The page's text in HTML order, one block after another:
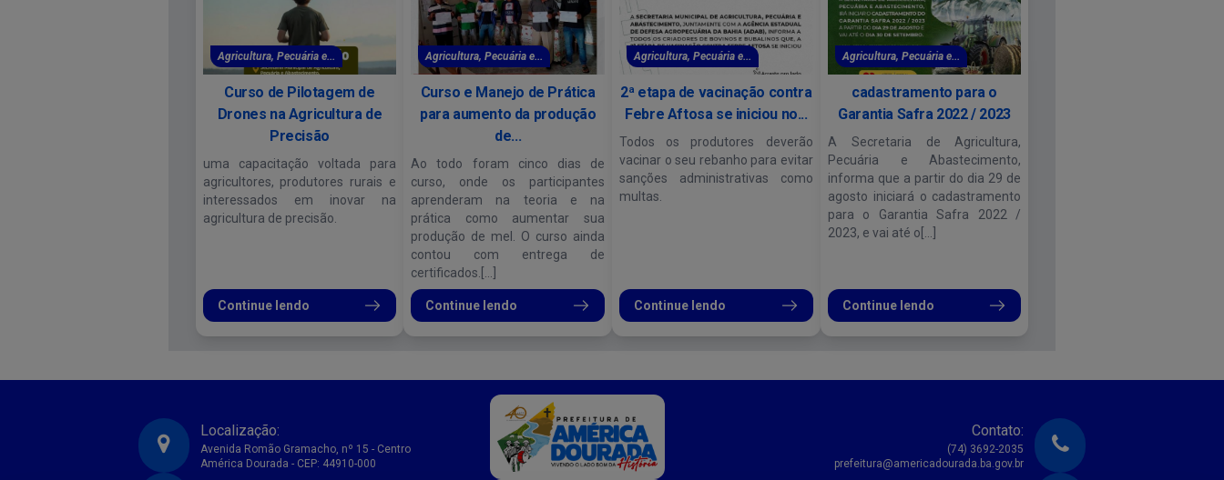
Agricultura, Pecuária e...
Curso de Pilotagem de
Drones na Agricultura de
Precisão
uma capacitação voltada para
agricultores, produtores rurais e
interessados em inovar na
agricultura de precisão.
Continue lendo
Agricultura, Pecuária e...
Curso e Manejo de Prática
para aumento da produção
de...
Ao todo foram cinco dias de
curso, onde os participantes
aprenderam na teoria e na
prática como aumentar sua
produção de mel. O curso ainda
contou com entrega de
certificados.[...]
Continue lendo
Agricultura, Pecuária e...
2ª etapa de vacinação contra
Febre Aftosa se iniciou no...
Todos os produtores deverão
vacinar o seu rebanho para evitar
sanções administrativas como
multas.
Continue lendo
Agricultura, Pecuária e...
cadastramento para o
Garantia Safra 2022 / 2023
A Secretaria de Agricultura,
Pecuária e Abastecimento,
informa que a partir do dia 29 de
agosto iniciará o cadastramento
para o Garantia Safra 2022 /
2023, e vai até o[...]
Continue lendo
Localização:
Avenida Romão Gramacho, nº 15 - Centro
América Dourada - CEP: 44910-000
Contato:
(74) 3692-2035
prefeitura@americadourada.ba.gov.br